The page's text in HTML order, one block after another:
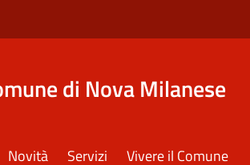
di Nova Milanese
Novità Servizi Vivere il Comune